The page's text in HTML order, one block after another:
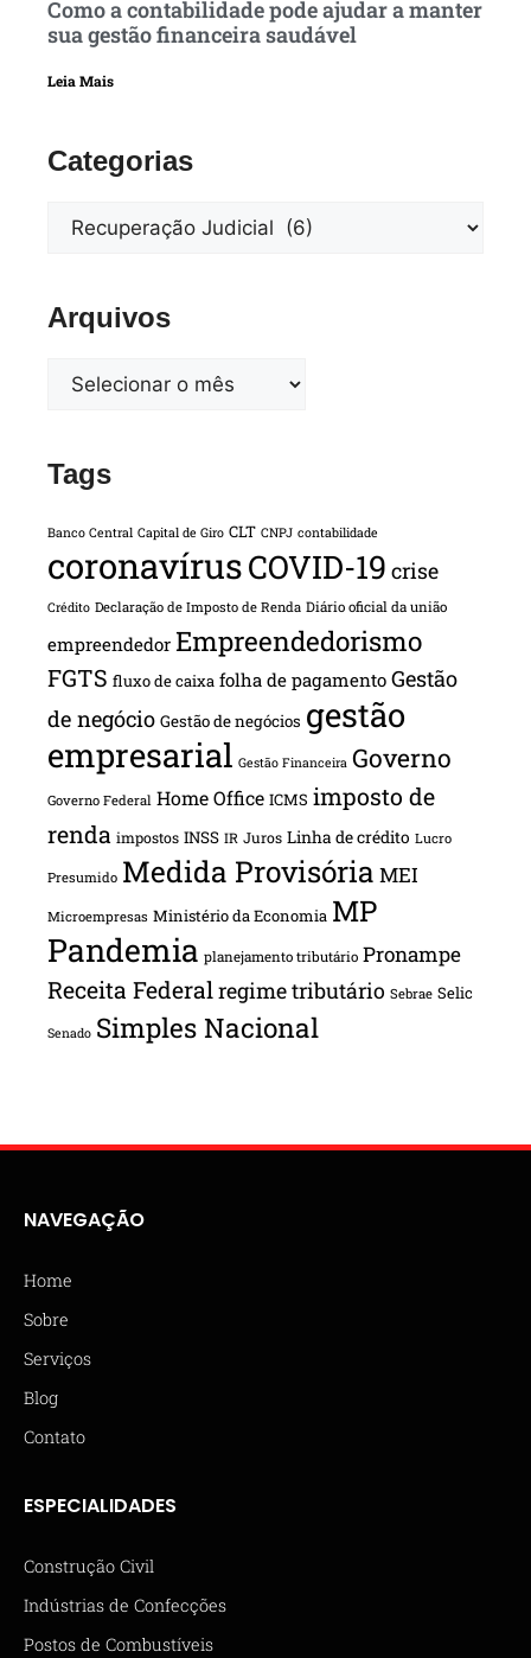
Como a contabilidade pode ajudar a manter
sua gestão financeira saudável
Leia Mais
Categorias
Arquivos
Tags
Banco Central Capital de Giro CLT CNPJ contabilidade
coronavírusCOVID-19 crise
Crédito Declaração de Imposto de Renda Diário oficial da união
empreendedor Empreendedorismo
FGTS fluxo de caixa folha de pagamento Gestão
de negócio Gestão de negócios gestão
empresarial Gestão Financeira Governo
Governo Federal Home Office ICMS imposto de
renda impostos INSS IR Juros Linha de crédito Lucro
Presumido Medida Provisória MEI
Microempresas Ministério da Economia MP
Pandemia planejamento tributário Pronampe
Receita Federalregime tributário Sebrae Selic
Senado Simples Nacional
NAVEGAÇÃO
Home
Sobre
Serviços
Blog
Contato
ESPECIALIDADES
Construção Civil
Indústrias de Confecções
Postos de Combustíveis